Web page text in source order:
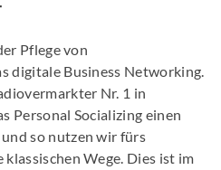
Pflege von
digitale Business Networking.
Nr. 1 in
Personal Socializing einen
so nutzen wir fürs
Wege. Dies ist im